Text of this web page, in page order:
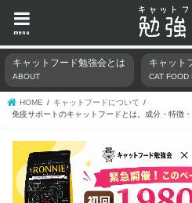
menu
キャットフード勉強会とは
ABOUT
キャット
CAT FOOD
HOME
キャットフードについて
免疫サポートのキャットフードとは。成分・特徴